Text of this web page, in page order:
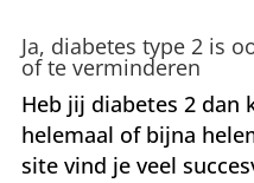
Ja, diabetes type 2 is
of te verminderen
Heb jij diabetes 2 dan
helemaal of bijna
site vind je veel